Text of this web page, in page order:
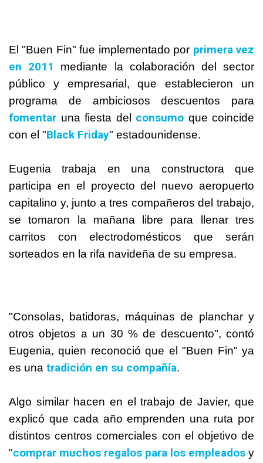
El "Buen Fin" fue implementado por primera vez
en 2011
mediante la colaboración del sector
público y empresarial, que establecieron un
programa de ambiciosos descuentos para
fomentar una fiesta del consumo que coincide
con el "Black Friday" estadounidense.
Eugenia trabaja en una constructora que
participa en el proyecto del nuevo aeropuerto
capitalino y, junto a tres compañeros del trabajo,
se tomaron la mañana libre para llenar tres
carritos con electrodomésticos que serán
sorteados en la rifa navideña de su empresa.
"Consolas, batidoras, máquinas de planchar y
otros objetos a un 30 % de descuento", contó
Eugenia, quien reconoció que el "Buen Fin" ya
es una tradición en su compañía.
Algo similar hacen en el trabajo de Javier, que
explicó que cada año emprenden una ruta por
distintos centros comerciales con el objetivo de
"comprar muchos regalos para los empleados y